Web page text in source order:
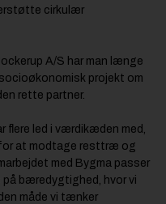
cirkulær
A/S har man længe
projekt om
rette partner.
flere led i værdikæden med,
for at modtage resttræ og
med Bygma passer
bæredygtighed, hvor vi
måde vi tænker